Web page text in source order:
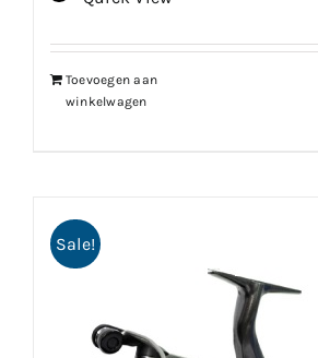
Toevoegen aan
winkelwagen
Sale!